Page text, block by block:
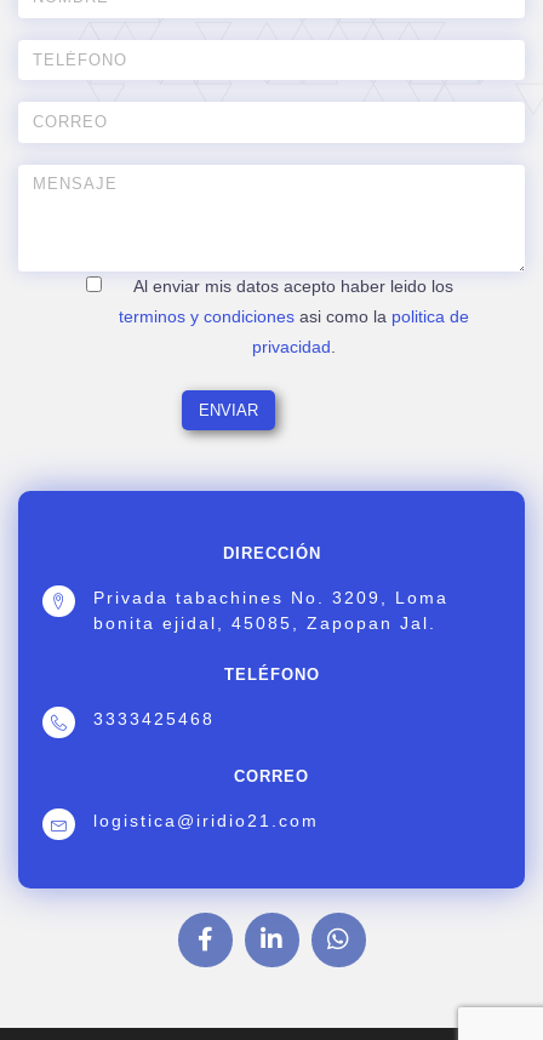
DIRECCIÓN
Privada tabachines No. 3209, Loma
bonita ejidal, 45085, Zapopan Jal.
TELÉFONO
3333425468
CORREO
logistica@iridio21.com
Al enviar mis datos acepto haber leido los
terminos y condicionesasi como la politica de
privacidad